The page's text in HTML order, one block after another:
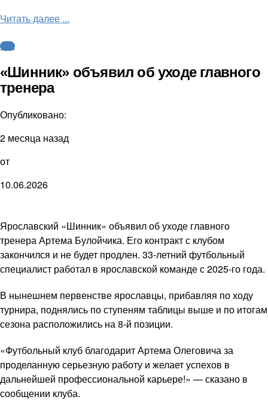
Читать далее ...
ФНЛ
«Шинник» объявил об уходе главного
тренера
Опубликовано:
2 месяца назад
от
10.06.2026
Ярославский «Шинник» объявил об уходе главного
тренера Артема Булойчика. Его контракт с клубом
закончился и не будет продлен. 33-летний футбольный
специалист работал в ярославской команде с 2025-го года.
В нынешнем первенстве ярославцы, прибавляя по ходу
турнира, поднялись по ступеням таблицы выше и по итогам
сезона расположились на 8-й позиции.
«Футбольный клуб благодарит Артема Олеговича за
проделанную серьезную работу и желает успехов в
дальнейшей профессиональной карьере!» — сказано в
сообщении клуба.